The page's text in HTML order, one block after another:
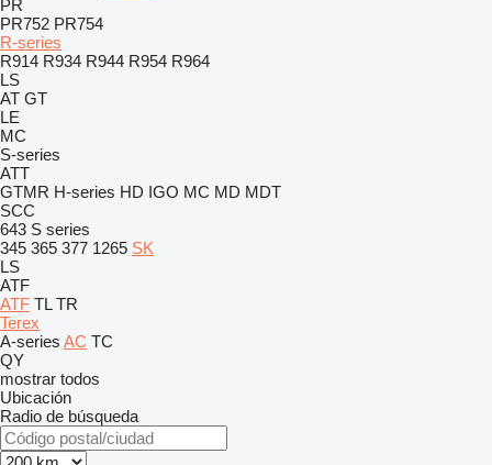
PR
PR752 PR754
R-series
R914 R934 R944 R954 R964
LS
AT GT
LE
MC
S-series
ATT
GTMR H-series HD IGO MC MD MDT
SCC
643 S series
345 365 377 1265 SK
LS
ATF
ATF TL TR
Terex
A-series AC TC
QY
mostrar todos
Ubicación
Radio de búsqueda